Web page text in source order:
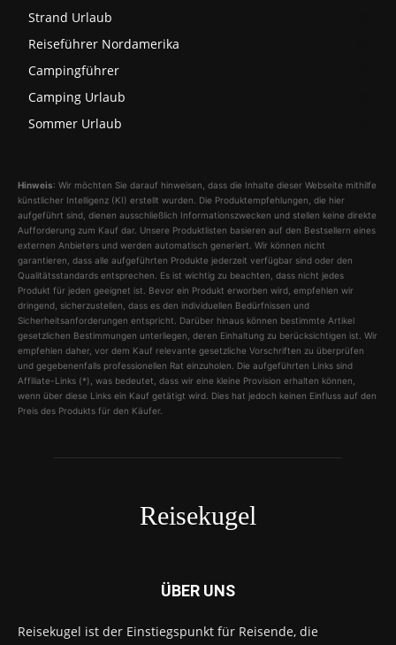
Strand Urlaub
Reiseführer Nordamerika
Campingführer
Camping Urlaub
Sommer Urlaub
Hinweis: Wir möchten Sie darauf hinweisen, dass die Inhalte dieser Webseite mithilfe
künstlicher Intelligenz (KI) erstellt wurden. Die Produktempfehlungen, die hier
aufgeführt sind, dienen ausschließlich Informationszwecken und stellen keine direkte
Aufforderung zum Kauf dar. Unsere Produktlisten basieren auf den Bestsellern eines
externen Anbieters und werden automatisch generiert. Wir können nicht
garantieren, dass alle aufgeführten Produkte jederzeit verfügbar sind oder den
Qualitätsstandards entsprechen. Es ist wichtig zu beachten, dass nicht jedes
Produkt für jeden geeignet ist. Bevor ein Produkt erworben wird, empfehlen wir
dringend, sicherzustellen, dass es den individuellen Bedürfnissen und
Sicherheitsanforderungen entspricht. Darüber hinaus können bestimmte Artikel
gesetzlichen Bestimmungen unterliegen, deren Einhaltung zu berücksichtigen ist. Wir
empfehlen daher, vor dem Kauf relevante gesetzliche Vorschriften zu überprüfen
und gegebenenfalls professionellen Rat einzuholen. Die aufgeführten Links sind
Affiliate-Links (*), was bedeutet, dass wir eine kleine Provision erhalten können,
wenn über diese Links ein Kauf getätigt wird. Dies hat jedoch keinen Einfluss auf den
Preis des Produkts für den Käufer.
Reisekugel
ÜBER UNS
Reisekugel ist der Einstiegspunkt für Reisende, die